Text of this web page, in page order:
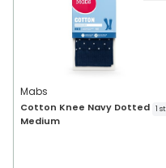
Mabs
Cotton Knee Navy Dotted
Medium
1 st